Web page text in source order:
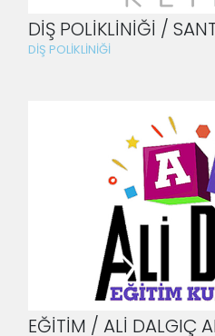
DİŞ POLİKLİNİĞİ
EĞİTİM / ALİ DALGIÇ